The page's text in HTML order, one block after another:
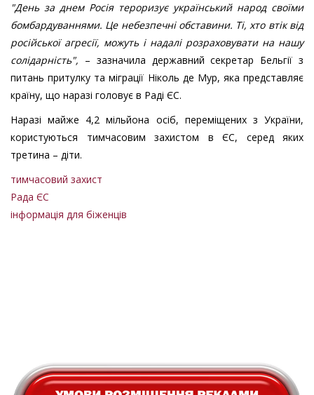
"День за днем Росія тероризує український народ своїми
бомбардуваннями. Це небезпечні обставини. Ті, хто втік від
російської агресії, можуть і надалі розраховувати на нашу
солідарність", – зазначила державний секретар Бельгії з
питань притулку та міграції Ніколь де Мур, яка представляє
країну, що наразі головує в Раді ЄС.
Наразі майже 4,2 мільйона осіб, переміщених з України,
користуються тимчасовим захистом в ЄС, серед яких
третина – діти.
тимчасовий захист
Рада ЄС
інформація для біженців